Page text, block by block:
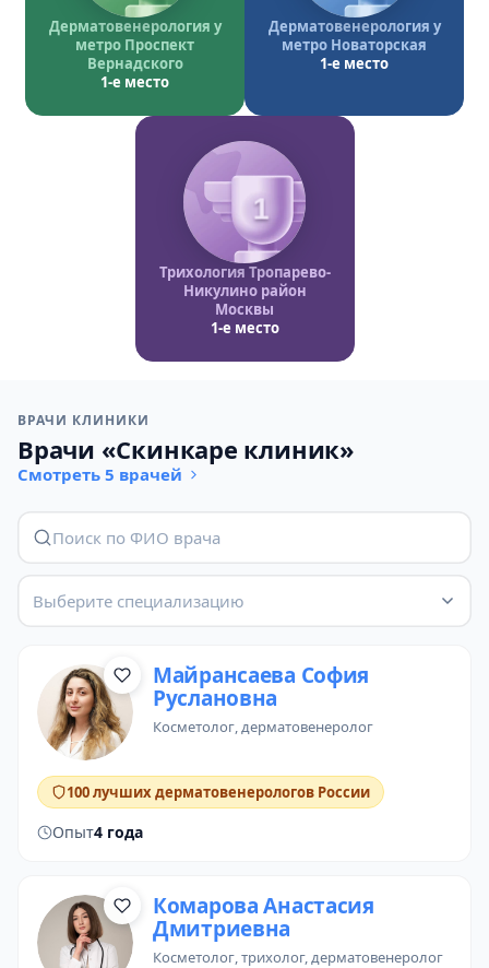
Дерматовенерология у
метро Проспект
Вернадского
1-е место
Дерматовенерология у
метро Новаторская
1-е место
1
Трихология Тропарево-
Никулино район
Москвы
1-е место
ВРАЧИ КЛИНИКИ
Врачи «Скинкаре клиник»
Смотреть 5 врачей
Выберите специализацию
Майрансаева София
Руслановна
косметолог,дерматовенеролог
100 лучших дерматовенерологов России
Опыт4 года
Комарова Анастасия
Дмитриевна
косметолог,трихолог, дерматовенеролог